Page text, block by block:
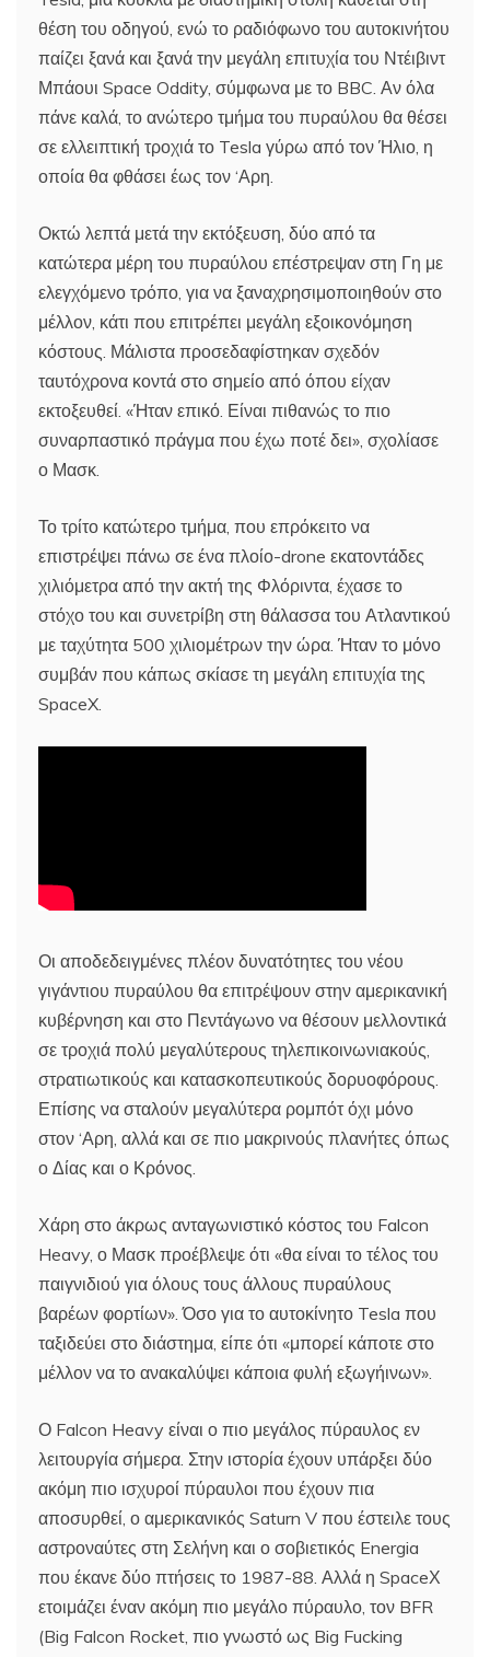
θέση του οδηγού, ενώ το ραδιόφωνο του αυτοκινήτου
παίζει ξανά και ξανά την μεγάλη επιτυχία του Ντέιβιντ
Μπάουι Space Oddity, σύμφωνα με το BBC. Αν όλα
πάνε καλά, το ανώτερο τμήμα του πυραύλου θα θέσει
σε ελλειπτική τροχιά το Tesla γύρω από τον Ήλιο, η
οποία θα φθάσει έως τον ‘Αρη.
Οκτώ λεπτά μετά την εκτόξευση, δύο από τα
κατώτερα μέρη του πυραύλου επέστρεψαν στη Γη με
ελεγχόμενο τρόπο, για να ξαναχρησιμοποιηθούν στο
μέλλον, κάτι που επιτρέπει μεγάλη εξοικονόμηση
κόστους. Μάλιστα προσεδαφίστηκαν σχεδόν
ταυτόχρονα κοντά στο σημείο από όπου είχαν
εκτοξευθεί. «Ήταν επικό. Είναι πιθανώς το πιο
συναρπαστικό πράγμα που έχω ποτέ δει», σχολίασε
ο Μασκ.
Το τρίτο κατώτερο τμήμα, που επρόκειτο να
επιστρέψει πάνω σε ένα πλοίο-drone εκατοντάδες
χιλιόμετρα από την ακτή της Φλόριντα, έχασε το
στόχο του και συνετρίβη στη θάλασσα του Ατλαντικού
με ταχύτητα 500 χιλιομέτρων την ώρα. Ήταν το μόνο
συμβάν που κάπως σκίασε τη μεγάλη επιτυχία της
SpaceX.
Οι αποδεδειγμένες πλέον δυνατότητες του νέου
γιγάντιου πυραύλου θα επιτρέψουν στην αμερικανική
κυβέρνηση και στο Πεντάγωνο να θέσουν μελλοντικά
σε τροχιά πολύ μεγαλύτερους τηλεπικοινωνιακούς,
στρατιωτικούς και κατασκοπευτικούς δορυοφόρους.
Επίσης να σταλούν μεγαλύτερα ρομπότ όχι μόνο
στον ‘Αρη, αλλά και σε πιο μακρινούς πλανήτες όπως
ο Δίας και ο Κρόνος.
Χάρη στο άκρως ανταγωνιστικό κόστος του Falcon
Heavy, ο Μασκ προέβλεψε ότι «θα είναι το τέλος του
παιγνιδιού για όλους τους άλλους πυραύλους
βαρέων φορτίων». Όσο για το αυτοκίνητο Tesla που
ταξιδεύει στο διάστημα, είπε ότι «μπορεί κάποτε στο
μέλλον να το ανακαλύψει κάποια φυλή εξωγήινων».
Ο Falcon Heavy είναι ο πιο μεγάλος πύραυλος εν
λειτουργία σήμερα. Στην ιστορία έχουν υπάρξει δύο
ακόμη πιο ισχυροί πύραυλοι που έχουν πια
αποσυρθεί, ο αμερικανικός Saturn V που έστειλε τους
αστροναύτες στη Σελήνη και ο σοβιετικός Energia
που έκανε δύο πτήσεις το 1987-88. Αλλά η SpaceΧ
ετοιμάζει έναν ακόμη πιο μεγάλο πύραυλο, τον BFR
(Big Falcon Rocket, πιο γνωστό ως Big Fucking